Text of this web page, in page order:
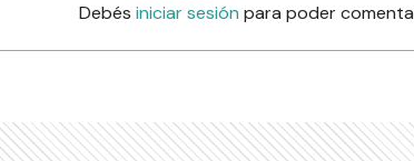
Debés iniciar sesión para poder